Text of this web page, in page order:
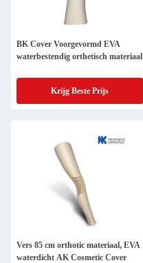
BK Cover Voorgevormd EVA
waterbestendig orthetisch materiaal
Krijg Beste Prijs
Vers 85 cm orthotic materiaal, EVA
waterdicht AK Cosmetic Cover